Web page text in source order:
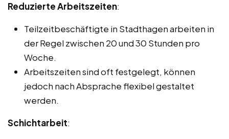
Reduzierte Arbeitszeiten:
Teilzeitbeschäftigte in Stadthagen arbeiten in
der Regel zwischen 20 und 30 Stunden pro
Woche.
Arbeitszeiten sind oft festgelegt, können
jedoch nach Absprache flexibel gestaltet
werden.
Schichtarbeit: